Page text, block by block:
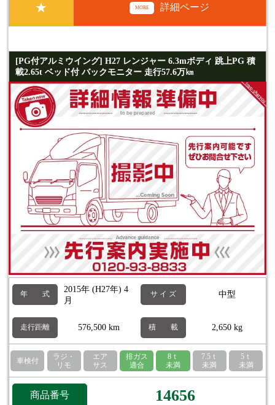
★ MORE 詳細ページ
[PG付アルミウイング] H27 レンジャー 6.3mボディ 跳上PG 積
載2.65t ベッド付 バックモニター 走行57.6万㎞
年 式
2015年 (H27年) 4
月
サ イ ズ 中型
走行距離 576,500 km 積 載 2,650 kg
車検付
ラジ・
リモ
エア
サス
排ガス
適合
8ｔ
未満
7.5ｔ
未満
5ｔ
未満
商品番号 14656